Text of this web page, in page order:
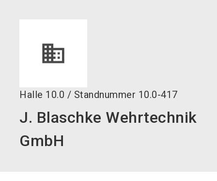
Halle 10.0 / Standnummer 10.0-417
J. Blaschke Wehrtechnik
GmbH